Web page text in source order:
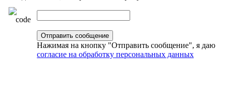
Нажимая на кнопку "Отправить сообщение", я даю
согласие на обработку персональных данных